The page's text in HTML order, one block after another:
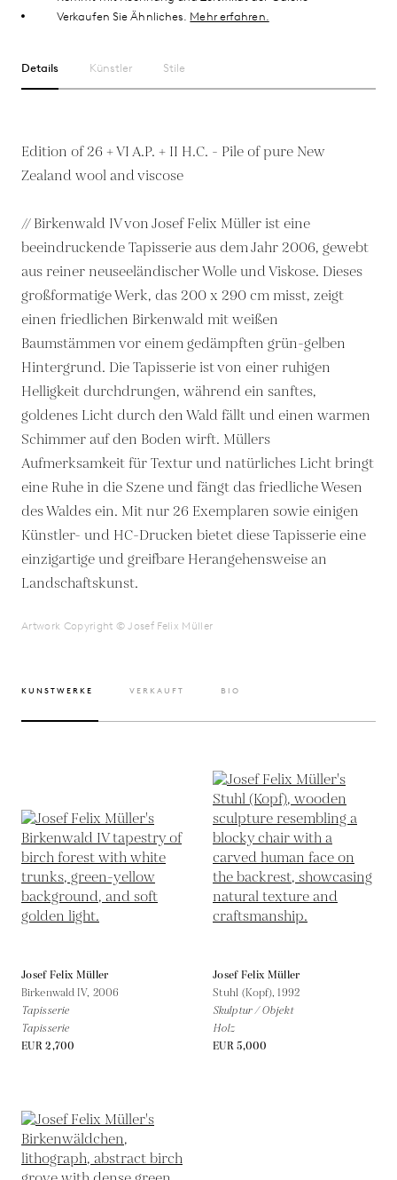
Verkaufen Sie Ähnliches. Mehr erfahren.
Details Künstler Stile
Edition of 26 + VI A.P. + II H.C. - Pile of pure New
Zealand wool and viscose
// Birkenwald IV von Josef Felix Müller ist eine
beeindruckende Tapisserie aus dem Jahr 2006, gewebt
aus reiner neuseeländischer Wolle und Viskose. Dieses
großformatige Werk, das 200 x 290 cm misst, zeigt
einen friedlichen Birkenwald mit weißen
Baumstämmen vor einem gedämpften grün-gelben
Hintergrund. Die Tapisserie ist von einer ruhigen
Helligkeit durchdrungen, während ein sanftes,
goldenes Licht durch den Wald fällt und einen warmen
Schimmer auf den Boden wirft. Müllers
Aufmerksamkeit für Textur und natürliches Licht bringt
eine Ruhe in die Szene und fängt das friedliche Wesen
des Waldes ein. Mit nur 26 Exemplaren sowie einigen
Künstler- und HC-Drucken bietet diese Tapisserie eine
einzigartige und greifbare Herangehensweise an
Landschaftskunst.
Artwork Copyright © Josef Felix Müller
KUNSTWERKE VERKAUFT BIO
Josef Felix Müller
Birkenwald IV, 2006
Tapisserie
Tapisserie
EUR 2,700
Josef Felix Müller
Stuhl (Kopf),1992
Skulptur / Objekt
Holz
EUR 5,000